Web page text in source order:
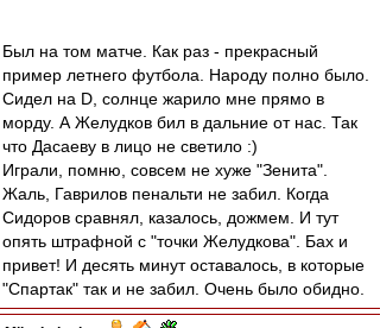
Был на том матче. Как раз - прекрасный
пример летнего футбола. Народу полно было.
Сидел на D, солнце жарило мне прямо в
морду. А Желудков бил в дальние от нас. Так
что Дасаеву в лицо не светило :)
Играли, помню, совсем не хуже "Зенита".
Жаль, Гаврилов пенальти не забил. Когда
Сидоров сравнял, казалось, дожмем. И тут
опять штрафной с "точки Желудкова". Бах и
привет! И десять минут оставалось, в которые
"Спартак" так и не забил. Очень было обидно.